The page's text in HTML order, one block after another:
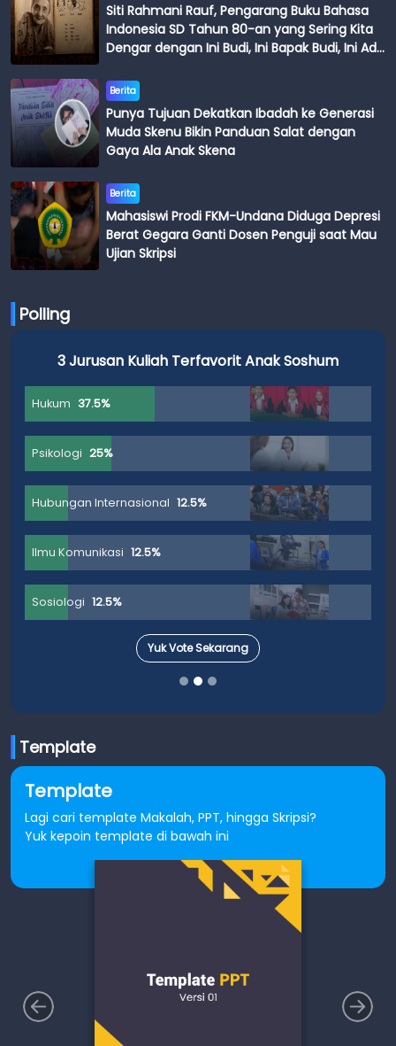
Siti Rahmani Rauf, Pengarang Buku Bahasa
Indonesia SD Tahun 80-an yang Sering Kita
Dengar dengan Ini Budi, Ini Bapak Budi, Ini Adik
Berita
Punya Tujuan Dekatkan Ibadah ke Generasi
Muda Skenu Bikin Panduan Salat dengan
Gaya Ala Anak Skena
Berita
Mahasiswi Prodi FKM-Undana Diduga Depresi
Berat Gegara Ganti Dosen Penguji saat Mau
Ujian Skripsi
Polling
3 Jurusan Kuliah Terfavorit Anak Soshum
Hukum 37.5%
Psikologi 25%
Hubungan Internasional 12.5%
Ilmu Komunikasi 12.5%
Sosiologi 12.5%
Yuk Vote Sekarang
Template
Template
Lagi cari template Makalah, PPT, hingga Skripsi?
Yuk kepoin template di bawah ini